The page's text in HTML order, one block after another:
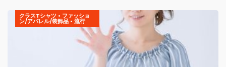
クラスTシャツ • ファッショ
ン/アパレル/装飾品 • 流行